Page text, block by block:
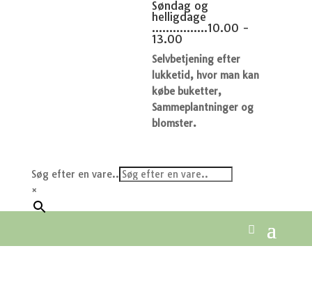
Søndag og
helligdage
................10.00 -
13.00
Selvbetjening efter
lukketid, hvor man kan
købe buketter,
Sammeplantninger og
blomster.
Søg efter en vare..
×